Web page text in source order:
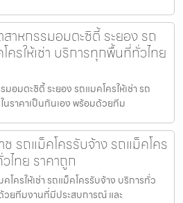
สาหกรรมอมตะซิตี้ ระยอง รถ
ครให้เช่า บริการทุกพื้นที่ทั่วไทย
อมตะซิตี้ ระยอง รถแมคโครให้เช่า รถ
นราคาเป็นกันเอง พร้อมด้วยทีม
ช รถแม็คโครรับจ้าง รถแม็คโคร
ไทย ราคาถูก
โครให้เช่า รถแม็คโครรับจ้าง บริการทั่ว
วยทีมงานที่มีประสบการณ์ และ